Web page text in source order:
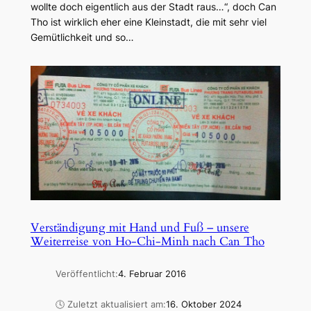
wollte doch eigentlich aus der Stadt raus…“, doch Can
Tho ist wirklich eher eine Kleinstadt, die mit sehr viel
Gemütlichkeit und so…
Verständigung mit Hand und Fuß – unsere
Weiterreise von Ho-Chi-Minh nach Can Tho
Veröffentlicht:4. Februar 2016
🕓 Zuletzt aktualisiert am:16. Oktober 2024